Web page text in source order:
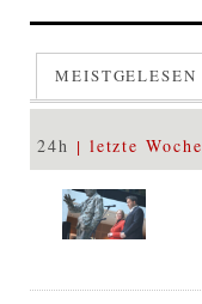
MEISTGELESEN
24h letzte Woche